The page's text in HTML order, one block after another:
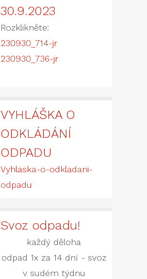
30.9.2023
Rozklikněte:
230930_714-jr
230930_736-jr
VYHLÁŠKA O
ODKLÁDÁNÍ
ODPADU
Vyhlaska-o-odkladani-
odpadu
Svoz odpadu!
každý děloha
odpad 1x za 14 dní - svoz
v sudém týdnu